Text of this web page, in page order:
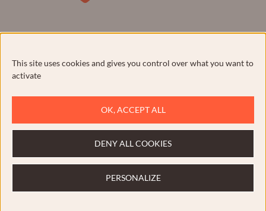
trop salé.www.mangerbouger.fr
Plan du site
Mentions légales
Confidentialité
This site uses cookies and gives you control over what you want to
activate
OK, ACCEPT ALL
DENY ALL COOKIES
PERSONALIZE